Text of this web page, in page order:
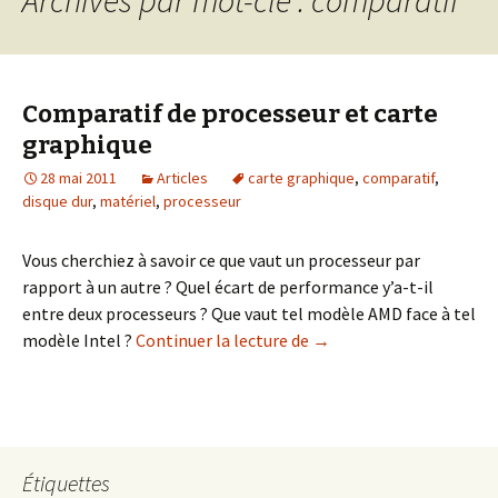
Comparatif de processeur et carte
graphique
28 mai 2011 Articles carte graphique, comparatif,
disque dur, matériel, processeur
Vous cherchiez à savoir ce que vaut un processeur par
rapport à un autre ? Quel écart de performance y’a-t-il
entre deux processeurs ? Que vaut tel modèle AMD face à tel
modèle Intel ? Continuer la lecture de Comparatif de
→
Étiquettes